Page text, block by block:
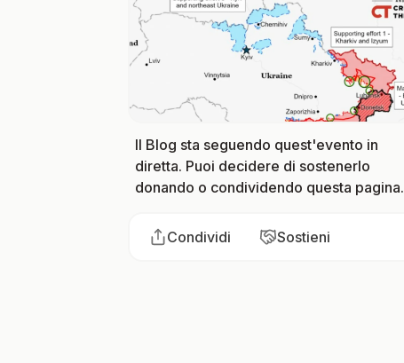
Il Blog sta seguendo quest'evento in
diretta. Puoi decidere di sostenerlo
donando o condividendo questa pagina.
Condividi Sostieni